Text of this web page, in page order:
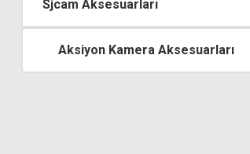
Sjcam Aksesuarları
Aksiyon Kamera Aksesuarları